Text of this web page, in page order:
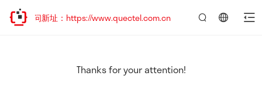
欢迎访问新址：https://www.quectel.com.cn
Thanks for your attention!